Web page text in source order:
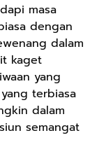
masa
dengan
dalam
kaget
yang
terbiasa
dalam
semangat